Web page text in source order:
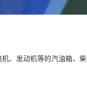
、发动机等的汽油箱、柴